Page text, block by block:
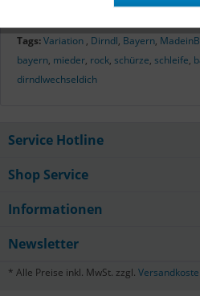
Tags:Variation , Dirndl, Bayern,
bayern, mieder, rock, schürze, schleife,
dirndlwechseldich
Service Hotline
Shop Service
Informationen
Newsletter
* Alle Preise inkl. MwSt. zzgl.